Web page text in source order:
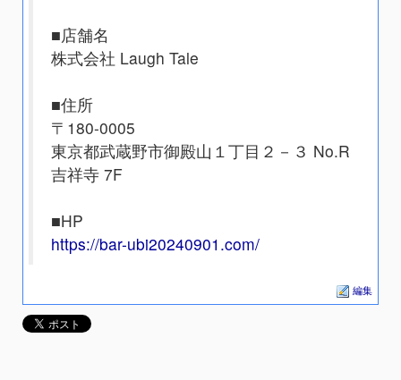
■店舗名
株式会社 Laugh Tale
■住所
〒180-0005
東京都武蔵野市御殿山１丁目２－３ No.R
吉祥寺 7F
■HP
https://bar-ubi20240901.com/
編集